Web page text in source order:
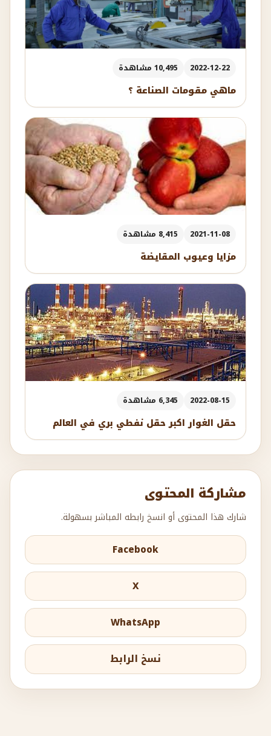
2022-12-22 10,495 مشاهدة
ماهي مقومات الصناعة ؟
2021-11-08 8,415 مشاهدة
مزايا وعيوب المقايضة
2022-08-15 6,345 مشاهدة
حقل الغوار اكبر حقل نفطي بري في العالم
مشاركة المحتوى
شارك هذا المحتوى أو انسخ رابطه المباشر بسهولة.
Facebook
X
WhatsApp
نسخ الرابط